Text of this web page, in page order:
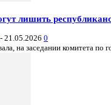
лишить
- 21.05.2026 0
на заседании комитета по